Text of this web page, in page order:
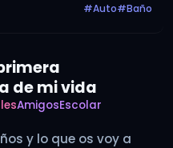
#Auto#Baño
de mi vida
AmigosEscolar
y lo que os voy a